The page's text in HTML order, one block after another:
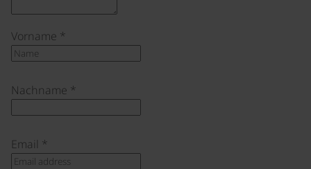
Vorname *
Nachname *
Email *